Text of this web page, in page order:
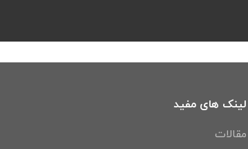
لینک های مفید
مقالات